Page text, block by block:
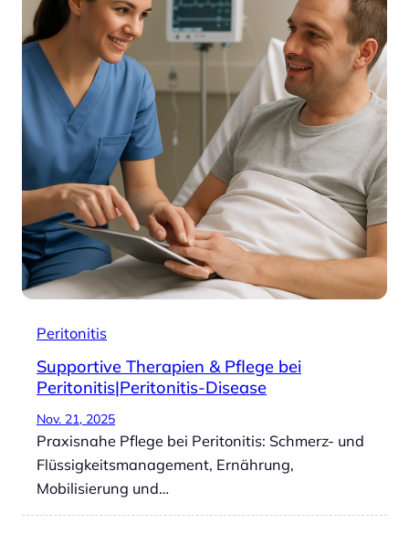
Peritonitis
Supportive Therapien & Pflege bei
Peritonitis|Peritonitis-Disease
Nov. 21, 2025
Praxisnahe Pflege bei Peritonitis: Schmerz- und
Flüssigkeitsmanagement, Ernährung,
Mobilisierung und…